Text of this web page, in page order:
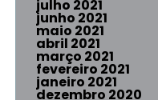
julho 2021
junho 2021
maio 2021
abril 2021
março 2021
fevereiro 2021
janeiro 2021
dezembro 2020